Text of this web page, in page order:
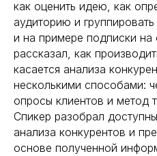
как оценить идею, как
аудиторию и
и на примере подписки
рассказал, как
касается анализа
несколькими способами:
опросы клиентов и метод
Спикер разобрал
анализа конкурентов и
основе полученной